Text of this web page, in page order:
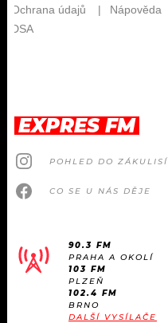
EXPRES FM
POHLED DO ZÁKULISÍ
CO SE U NÁS DĚJE
90.3 FM
PRAHA A OKOLÍ
103 FM
PLZEŇ
102.4 FM
BRNO
DALŠÍ VYSÍLAČE